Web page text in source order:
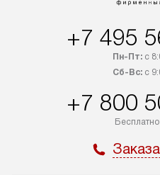
+7 495
Пн-Пт:с
Сб-Вс:с
+7 800